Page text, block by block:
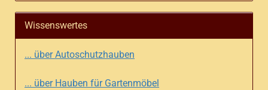
Wissenswertes
... über Autoschutzhauben
... über Hauben für Gartenmöbel